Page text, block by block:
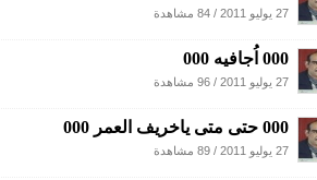
27 يوليو 2011 / 84 مشاهدة
000 اُجافيه 000
27 يوليو 2011 / 96 مشاهدة
000 حتى متى ياخريف العمر 000
27 يوليو 2011 / 89 مشاهدة